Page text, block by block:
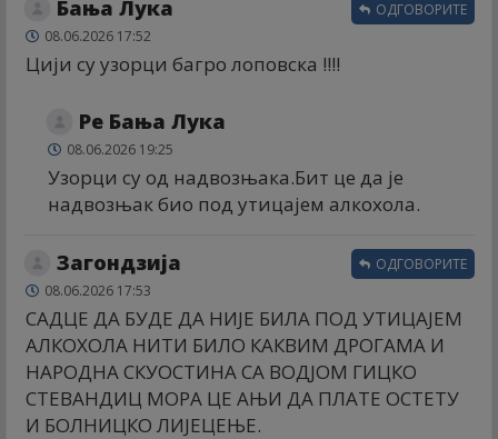
Бања Лука
08.06.2026 17:52
Цији су узорци багро лоповска !!!!
ОДГОВОРИТЕ
Ре Бања Лука
08.06.2026 19:25
Узорци су од надвозњака.Бит це да је
надвозњак био под утицајем алкохола.
Загондзија
08.06.2026 17:53
САДЦЕ ДА БУДЕ ДА НИЈЕ БИЛА ПОД УТИЦАЈЕМ
АЛКОХОЛА НИТИ БИЛО КАКВИМ ДРОГАМА И
НАРОДНА СКУОСТИНА СА ВОДЈОМ ГИЦКО
СТЕВАНДИЦ МОРА ЦЕ АЊИ ДА ПЛАТЕ ОСТЕТУ
И БОЛНИЦКО ЛИЈЕЦЕЊЕ.
ОДГОВОРИТЕ